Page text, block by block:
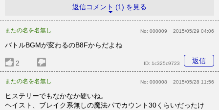
返信コメント (1) を見る
またの名を名無し No: 000009 2015/05/29 04:06
バトルBGMが変わるのB8Fからだよね
2 返信
ID: 1c325c9723
またの名を名無し No: 000008 2015/05/28 11:56
ヒステリーでもなかなか硬いね。
ヘイスト、ブレイク系無しの魔法パでカウント30くらいだったけ